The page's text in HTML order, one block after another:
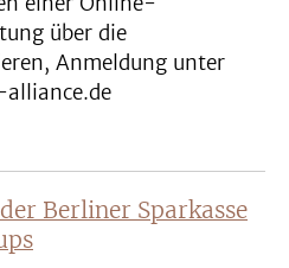
über die
Anmeldung unter
Berliner Sparkasse